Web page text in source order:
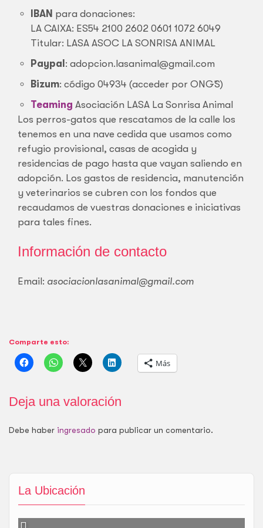
La Ubicación
IBAN para donaciones:
LA CAIXA: ES54 2100 2602 0601 1072 6049
Titular: LASA ASOC LA SONRISA ANIMAL
Paypal : adopcion.lasanimal@gmail.com
Bizum: código 04934 (acceder por ONG`S)
Teaming Asociación LASA La Sonrisa Animal
Los perros-gatos que rescatamos de la calle los
tenemos en una nave cedida que usamos como
refugio provisional, casas de acogida y
residencias de pago hasta que vayan saliendo en
adopción. Los gastos de residencia, manutención
y veterinarios se cubren con los fondos que
recaudamos de vuestras donaciones e iniciativas
para tales fines.
Información de contacto
Email: asociacionlasanimal@gmail.com
Comparte esto:
Más
Deja una valoración
Debe haber ingresado para publicar un comentario.